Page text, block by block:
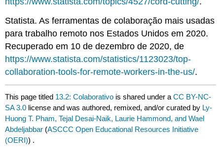
Statista. As ferramentas de colaboração mais usadas
para trabalho remoto nos Estados Unidos em 2020.
Recuperado em 10 de dezembro de 2020, de
https://www.statista.com/statistics/1123023/top-
collaboration-tools-for-remote-workers-in-the-us/.
This page titled 13.2: Colaborativo is shared under aCC BY-NC-
SA 3.0 license and was authored, remixed, and/or curated by Ly-
Huong T. Pham, Tejal Desai-Naik, Laurie Hammond, and Wael
Abdeljabbar (ASCCC Open Educational Resources Initiative
(OERI)) .